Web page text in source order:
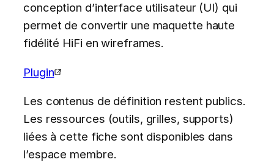
conception d’interface utilisateur (UI) qui
permet de convertir une maquette haute
fidélité HiFi en wireframes.
Plugin
Les contenus de définition restent publics.
Les ressources (outils, grilles, supports)
liées à cette fiche sont disponibles dans
l’espace membre.